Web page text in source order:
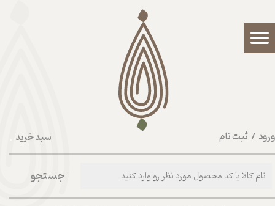
سبد خرید / ثبت نام
حساب کاربری من
تغییر گذر واژه
جستجو